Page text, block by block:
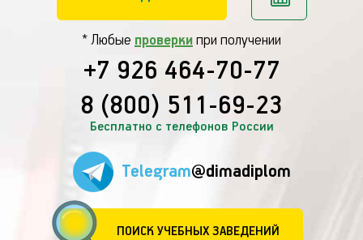
* Любые проверки при получении
+7 926 464-70-77
8 (800) 511-69-23
Бесплатно с телефонов России
Telegram@dimadiplom
ПОИСК УЧЕБНЫХ ЗАВЕДЕНИЙ